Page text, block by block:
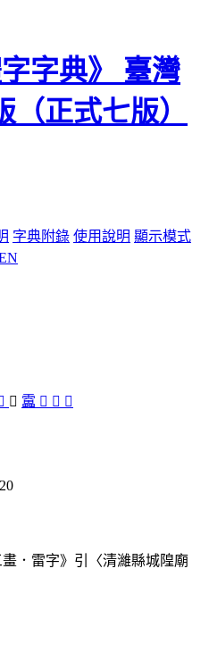
字典附錄 使用說明 顯示模式
󶟫 靁 󶟪 󶟭 𩇓
畫．雷字》引〈清濰縣城隍廟